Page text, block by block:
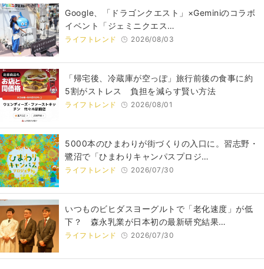
Google、「ドラゴンクエスト」×Geminiのコラボ
イベント「ジェミニクエス…
ライフトレンド 2026/08/03
「帰宅後、冷蔵庫が空っぽ」旅行前後の食事に約
5割がストレス 負担を減らす賢い方法
ライフトレンド 2026/08/01
5000本のひまわりが街づくりの入口に。習志野・
鷺沼で「ひまわりキャンパスプロジ…
ライフトレンド 2026/07/30
いつものビヒダスヨーグルトで「老化速度」が低
下？ 森永乳業が日本初の最新研究結果…
ライフトレンド 2026/07/30